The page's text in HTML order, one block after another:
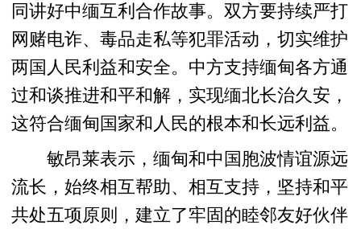
同讲好中缅互利合作故事。双方要持续严打
网赌电诈、毒品走私等犯罪活动，切实维护
两国人民利益和安全。中方支持缅甸各方通
过和谈推进和平和解，实现缅北长治久安，
这符合缅甸国家和人民的根本和长远利益。
敏昂莱表示，缅甸和中国胞波情谊源远
流长，始终相互帮助、相互支持，坚持和平
共处五项原则，建立了牢固的睦邻友好伙伴